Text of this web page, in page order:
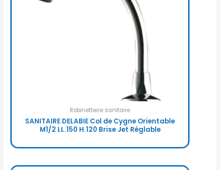
Robinetterie sanitaire
SANITAIRE DELABIE Col de Cygne Orientable
M1/2 LL.150 H.120 Brise Jet Réglable